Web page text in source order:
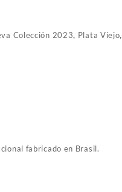
Colección 2023, Plata Viejo,
fabricado en Brasil.